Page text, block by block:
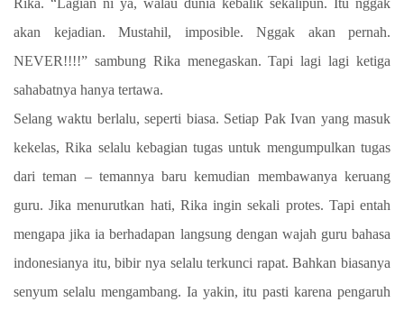
Rika. “Lagian ni ya, walau dunia kebalik sekalipun. Itu nggak
akan kejadian. Mustahil, imposible. Nggak akan pernah.
NEVER!!!!” sambung Rika menegaskan. Tapi lagi lagi ketiga
sahabatnya hanya tertawa.
Selang waktu berlalu, seperti biasa. Setiap Pak Ivan yang masuk
kekelas, Rika selalu kebagian tugas untuk mengumpulkan tugas
dari teman – temannya baru kemudian membawanya keruang
guru. Jika menurutkan hati, Rika ingin sekali protes. Tapi entah
mengapa jika ia berhadapan langsung dengan wajah guru bahasa
indonesianya itu, bibir nya selalu terkunci rapat. Bahkan biasanya
senyum selalu mengambang. Ia yakin, itu pasti karena pengaruh